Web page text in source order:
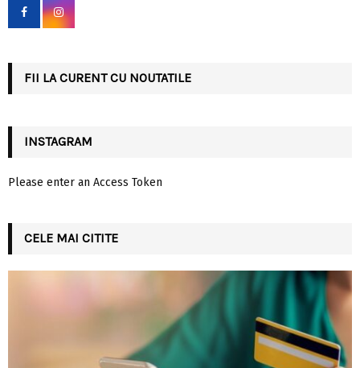
r
FII LA CURENT CU NOUTATILE
INSTAGRAM
Please enter an Access Token
CELE MAI CITITE